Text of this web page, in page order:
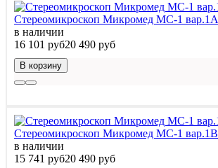
Стереомикроскоп Микромед МС-1 вар.1A
в наличии
16 101 руб20 490 руб
В корзину
Стереомикроскоп Микромед МС-1 вар.1B
в наличии
15 741 руб20 490 руб